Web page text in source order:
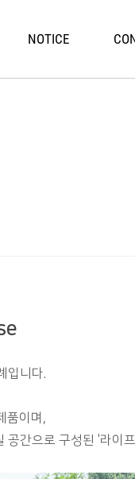
NOTICE
입니다.
품이며,
공간으로 구성된 '라이